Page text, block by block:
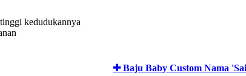
kedudukannya
✚ Baju Baby Custom Nama